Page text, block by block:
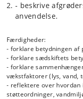
Kurset indeholder
vækstmålinger,
- beskrive
anvendelse.
Færdigheder:
- forklare betydningen
- forklare sædskiftets
- forklare
vækstfaktorer (lys, vand,
- reflektere over
støtteordninger,